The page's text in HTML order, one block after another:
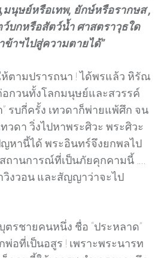
,มนุษย์หรือเทพ, ยักษ์หรือรากษส,
ว์บกหรือสัตว์น้ำ ศาสตราวุธใด
ข้าฯไปสู่ความตายได้”
ตามปรารถนา ! ได้พรแล้ว หิรัณ
อกวนทั้งโลกมนุษย์และสวรรค์
” รบกี่ครั้ง เทวดาก็พ่ายแพ้ศึก จน
ดา วิ่งไปหาพระศิวะ พระศิวะ
หานี้ได้ พระอินทร์จึงยกพลไป
านการณ์ที่เป็นภัยคุกคามนี้ ….
งวอน และสัญญาว่าจะไป
รชายคนหนึ่ง ชื่อ “ประหลาด”
อที่เป็นอสูร ! เพราะพระนารท